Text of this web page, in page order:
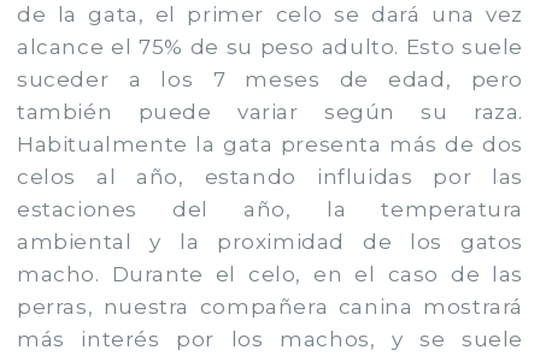
de la gata, el primer celo se dará una vez
alcance el 75% de su peso adulto. Esto suele
suceder a los 7 meses de edad, pero
también puede variar según su raza.
Habitualmente la gata presenta más de dos
celos al año, estando influidas por las
estaciones del año, la temperatura
ambiental y la proximidad de los gatos
macho. Durante el celo, en el caso de las
perras, nuestra compañera canina mostrará
más interés por los machos, y se suele